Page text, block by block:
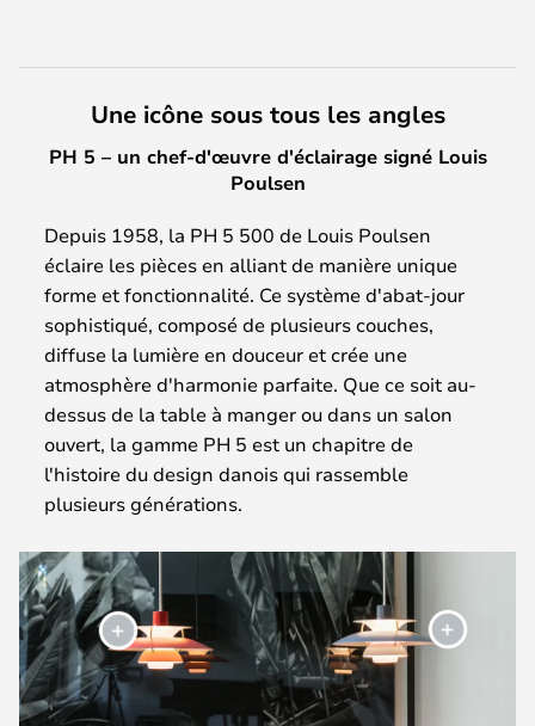
Une icône sous tous les angles
PH 5 – un chef-d'œuvre d'éclairage signé Louis
Poulsen
Depuis 1958, la PH 5 500 de Louis Poulsen
éclaire les pièces en alliant de manière unique
forme et fonctionnalité. Ce système d'abat-jour
sophistiqué, composé de plusieurs couches,
diffuse la lumière en douceur et crée une
atmosphère d'harmonie parfaite. Que ce soit au-
dessus de la table à manger ou dans un salon
ouvert, la gamme PH 5 est un chapitre de
l'histoire du design danois qui rassemble
plusieurs générations.